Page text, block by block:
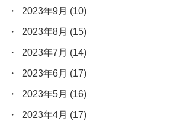
2023年9月 (10)
2023年8月 (15)
2023年7月 (14)
2023年6月 (17)
2023年5月 (16)
2023年4月 (17)